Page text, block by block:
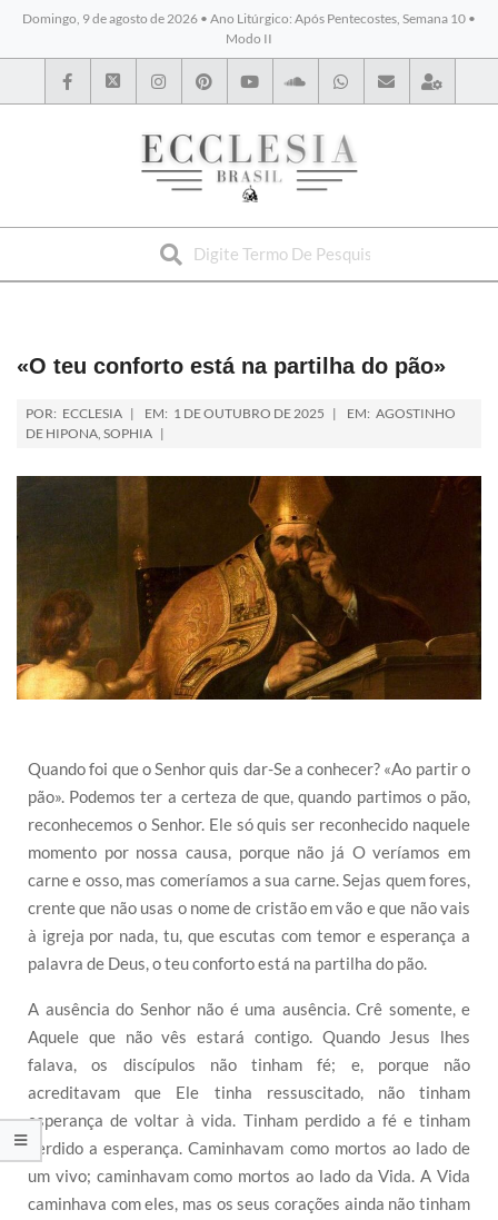
Domingo, 9 de agosto de 2026 • Ano Litúrgico: Após Pentecostes, Semana 10 •
Modo II
BYBLOS
«O teu conforto está na partilha do pão»
POR: ECCLESIA EM: 1 DE OUTUBRO DE 2025 EM: AGOSTINHO
DE HIPONA, SOPHIA
Quando foi que o Senhor quis dar-Se a conhecer? «Ao partir o
pão». Podemos ter a certeza de que, quando partimos o pão,
reconhecemos o Senhor. Ele só quis ser reconhecido naquele
momento por nossa causa, porque não já O veríamos em
carne e osso, mas comeríamos a sua carne. Sejas quem fores,
crente que não usas o nome de cristão em vão e que não vais
à igreja por nada, tu, que escutas com temor e esperança a
palavra de Deus, o teu conforto está na partilha do pão.
A ausência do Senhor não é uma ausência. Crê somente, e
Aquele que não vês estará contigo. Quando Jesus lhes
falava, os discípulos não tinham fé; e, porque não
acreditavam que Ele tinha ressuscitado, não tinham
esperança de voltar à vida. Tinham perdido a fé e tinham
perdido a esperança. Caminhavam como mortos ao lado de
um vivo; caminhavam como mortos ao lado da Vida. A Vida
caminhava com eles, mas os seus corações ainda não tinham